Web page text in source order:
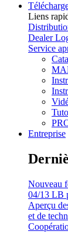
Liens
Dealer
Service
Entreprise
Nouveau
04/13 LB
Aperçu
et de